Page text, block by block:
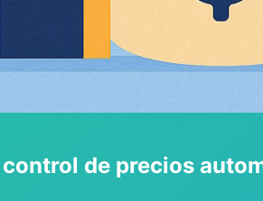
de precios